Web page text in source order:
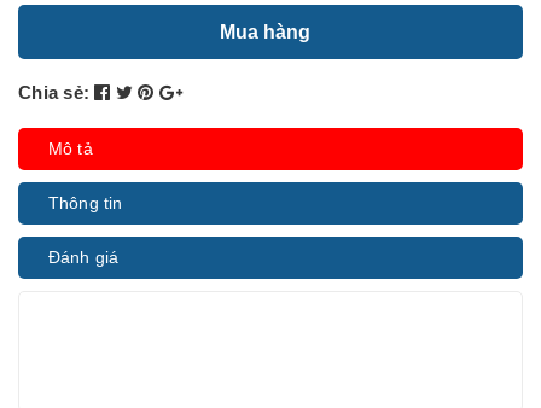
Mua hàng
Chia sẻ:
Mô tả
Thông tin
Đánh giá